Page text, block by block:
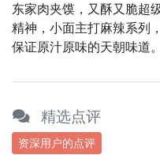
东家肉夹馍，又酥又脆超
精神，小面主打麻辣系列
保证原汁原味的天朝味道。
精选点评
资深用户的点评